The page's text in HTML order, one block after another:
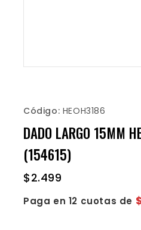
Código: HEOH3186
DADO LARGO 15MM
(154615)
$2.499
Paga en 12 cuotas de